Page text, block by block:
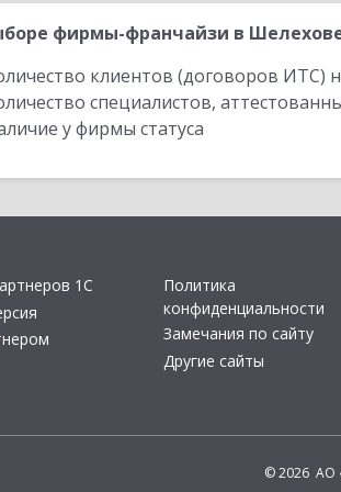
фирмы-франчайзи в
клиентов (договоров ИТС)
специалистов,
у фирмы статуса
1С
Политика
конфиденциальности
Замечания по сайту
Другие сайты
© 2026 АО